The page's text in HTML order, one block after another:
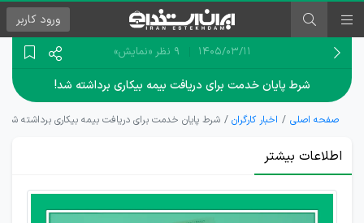
ورود کاربر
۱۴۰۵/۰۳/۱۱ 9 نظر «نمایش»
شرط پایان خدمت برای دریافت بیمه بیکاری برداشته شد!
صفحه اصلی اخبار کارگران شرط پایان خدمت برای دریافت بیمه بیکاری برداشته شد!
اطلاعات بیشتر
ثبت